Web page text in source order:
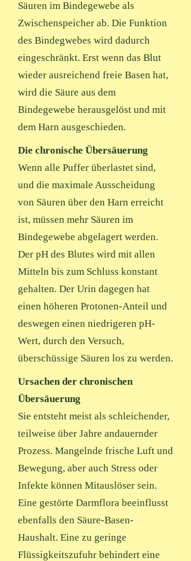
Säuren im Bindegewebe als
Zwischenspeicher ab. Die Funktion
des Bindegwebes wird dadurch
eingeschränkt. Erst wenn das Blut
wieder ausreichend freie Basen hat,
wird die Säure aus dem
Bindegewebe herausgelöst und mit
dem Harn ausgeschieden.
Die chronische Übersäuerung
Wenn alle Puffer überlastet sind,
und die maximale Ausscheidung
von Säuren über den Harn erreicht
ist, müssen mehr Säuren im
Bindegewebe abgelagert werden.
Der pH des Blutes wird mit allen
Mitteln bis zum Schluss konstant
gehalten. Der Urin dagegen hat
einen höheren Protonen-Anteil und
deswegen einen niedrigeren pH-
Wert, durch den Versuch,
überschüssige Säuren los zu werden.
Ursachen der chronischen
Übersäuerung
Sie entsteht meist als schleichender,
teilweise über Jahre andauernder
Prozess. Mangelnde frische Luft und
Bewegung, aber auch Stress oder
Infekte können Mitauslöser sein.
Eine gestörte Darmflora beeinflusst
ebenfalls den Säure-Basen-
Haushalt. Eine zu geringe
Flüssigkeitszufuhr behindert eine